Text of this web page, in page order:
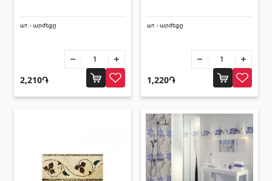
шт. - արժեքը
2,210֏
шт. - արժեքը
1,220֏